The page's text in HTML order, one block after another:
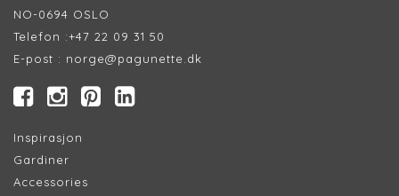
NO-0694 OSLO
Telefon :+47 22 09 31 50
E-post : norge@pagunette.dk
Inspirasjon
Gardiner
Accessories